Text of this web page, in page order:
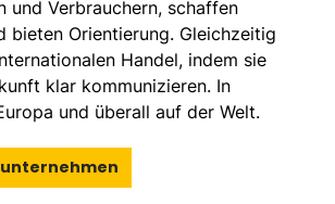
und Verbrauchern, schaffen
bieten Orientierung. Gleichzeitig
Handel, indem sie
klar kommunizieren. In
und überall auf der Welt.